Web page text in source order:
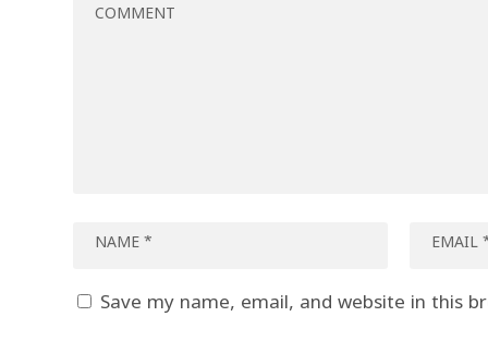
Save my name, email, and website in this